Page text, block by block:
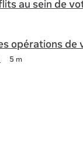
au sein de
opérations de
5 m